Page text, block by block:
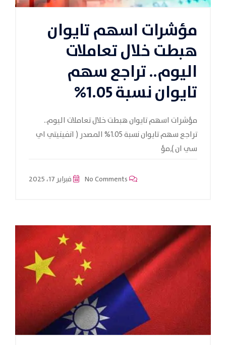
مؤشرات اسهم تايوان
هبطت خلال تعاملات
اليوم.. تراجع سهم
تايوان نسبة 1.05%
مؤشرات اسهم تايوان هبطت خلال تعاملات اليوم..
تراجع سهم تايوان نسبة 1.05% المصدر ( انفينيتي اي
سي ان ),مؤ
فبراير 17، 2025